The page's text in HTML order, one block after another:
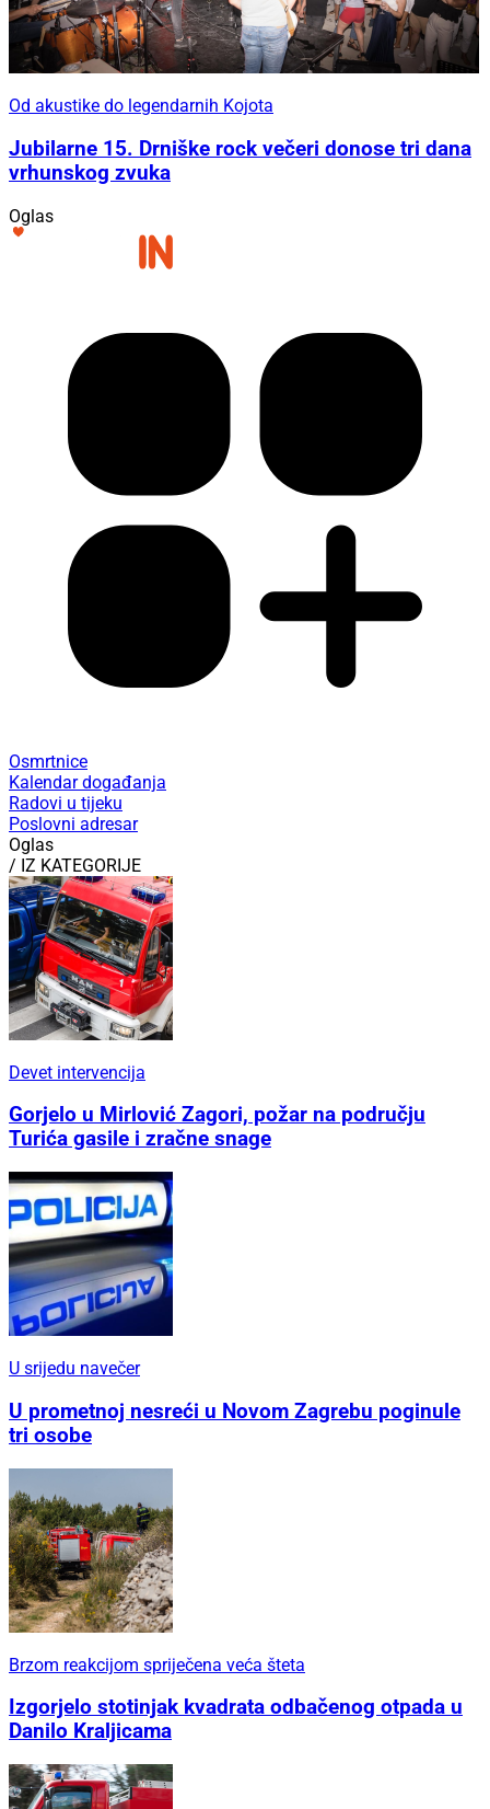
Od akustike do legendarnih Kojota
Jubilarne 15. Drniške rock večeri donose tri dana
vrhunskog zvuka
Oglas
Osmrtnice
Kalendar događanja
Radovi u tijeku
Poslovni adresar
Oglas
/ IZ KATEGORIJE
Devet intervencija
Gorjelo u Mirlović Zagori, požar na području
Turića gasile i zračne snage
U srijedu navečer
U prometnoj nesreći u Novom Zagrebu poginule
tri osobe
Brzom reakcijom spriječena veća šteta
Izgorjelo stotinjak kvadrata odbačenog otpada u
Danilo Kraljicama